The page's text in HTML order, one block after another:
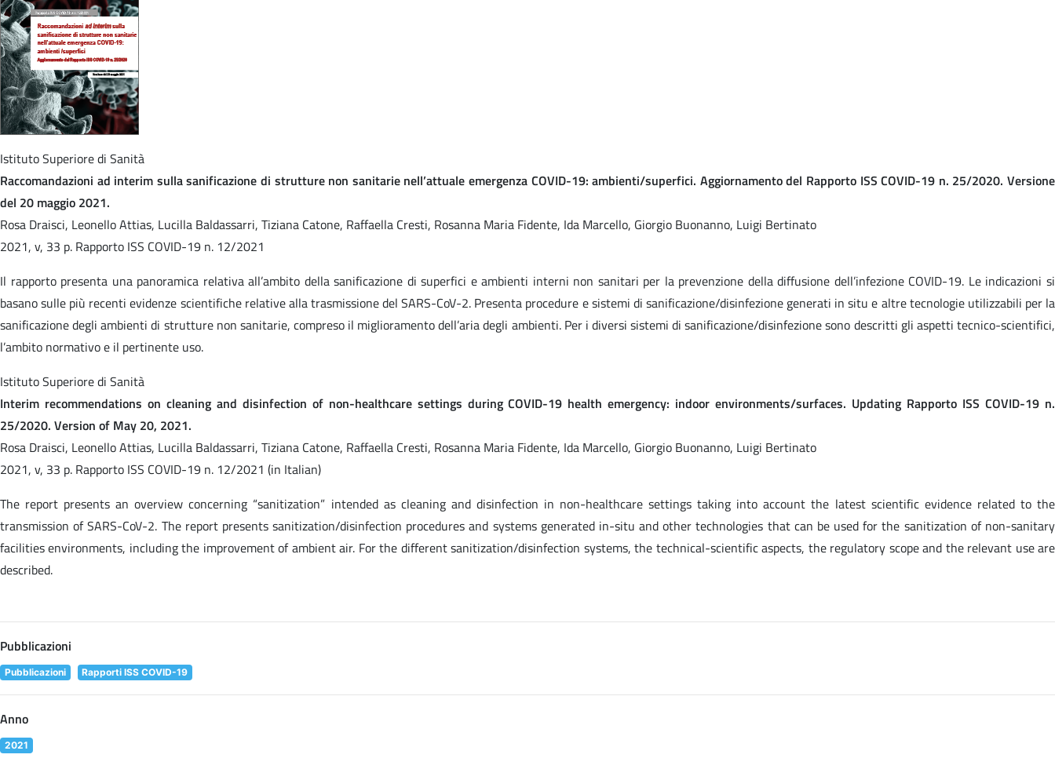
Istituto Superiore di Sanità
Raccomandazioni ad interim sulla sanificazione di strutture non sanitarie nell’attuale emergenza COVID-19: ambienti/superfici. Aggiornamento del Rapporto ISS COVID-19 n. 25/2020. Versione
del 20 maggio 2021.
Rosa Draisci, Leonello Attias, Lucilla Baldassarri, Tiziana Catone, Raffaella Cresti, Rosanna Maria Fidente, Ida Marcello, Giorgio Buonanno, Luigi Bertinato
2021, v, 33 p. Rapporto ISS COVID-19 n. 12/2021
Il rapporto presenta una panoramica relativa all’ambito della sanificazione di superfici e ambienti interni non sanitari per la prevenzione della diffusione dell’infezione COVID-19. Le indicazioni si
basano sulle più recenti evidenze scientifiche relative alla trasmissione del SARS-CoV-2. Presenta procedure e sistemi di sanificazione/disinfezione generati in situ e altre tecnologie utilizzabili per la
sanificazione degli ambienti di strutture non sanitarie, compreso il miglioramento dell’aria degli ambienti. Per i diversi sistemi di sanificazione/disinfezione sono descritti gli aspetti tecnico-scientifici,
l’ambito normativo e il pertinente uso.
Istituto Superiore di Sanità
Interim recommendations on cleaning and disinfection of non-healthcare settings during COVID-19 health emergency: indoor environments/surfaces. Updating Rapporto ISS COVID-19 n.
25/2020. Version of May 20, 2021.
Rosa Draisci, Leonello Attias, Lucilla Baldassarri, Tiziana Catone, Raffaella Cresti, Rosanna Maria Fidente, Ida Marcello, Giorgio Buonanno, Luigi Bertinato
2021, v, 33 p. Rapporto ISS COVID-19 n. 12/2021 (in Italian)
The report presents an overview concerning “sanitization” intended as cleaning and disinfection in non-healthcare settings taking into account the latest scientific evidence related to the
transmission of SARS-CoV-2. The report presents sanitization/disinfection procedures and systems generated in-situ and other technologies that can be used for the sanitization of non-sanitary
facilities environments, including the improvement of ambient air. For the different sanitization/disinfection systems, the technical-scientific aspects, the regulatory scope and the relevant use are
described.
Pubblicazioni
Pubblicazioni Rapporti ISS COVID-19
Anno
2021